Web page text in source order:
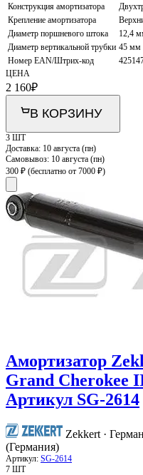
Конструкция амортизатора
Крепление амортизатора
Диаметр поршневого штока
12,4
Диаметр вертикальной трубки 45 мм
Номер EAN/Штрих-код
ЦЕНА
2 160₽
В КОРЗИНУ
3 ШТ
Доставка: 10 августа (пн)
Самовывоз: 10 августа (пн)
300 ₽ (бесплатно от 7000 ₽)
Амортизатор
Grand Cherokee
Артикул SG-2614
Zekkert ·
(Германия)
Артикул: SG-2614
7 ШТ